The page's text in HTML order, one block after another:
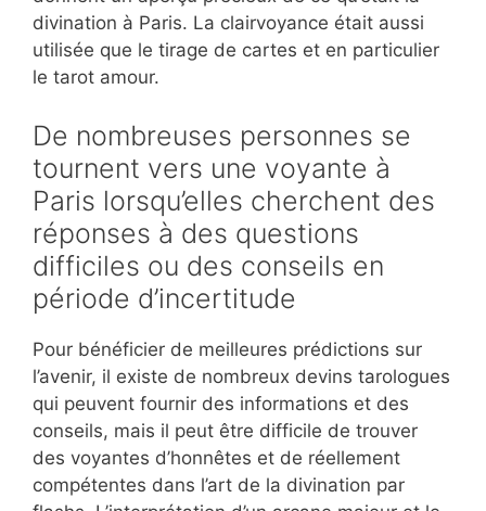
divination à Paris. La clairvoyance était aussi
utilisée que le tirage de cartes et en particulier
le tarot amour.
De nombreuses personnes se
tournent vers une voyante à
Paris lorsqu’elles cherchent des
réponses à des questions
difficiles ou des conseils en
période d’incertitude
Pour bénéficier de meilleures prédictions sur
l’avenir, il existe de nombreux devins tarologues
qui peuvent fournir des informations et des
conseils, mais il peut être difficile de trouver
des voyantes d’honnêtes et de réellement
compétentes dans l’art de la divination par